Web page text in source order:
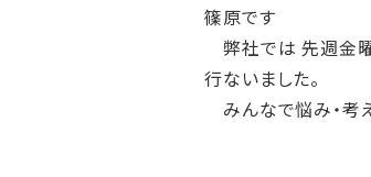
篠原です
弊社では 先週金
行ないました。
みんなで悩み・考